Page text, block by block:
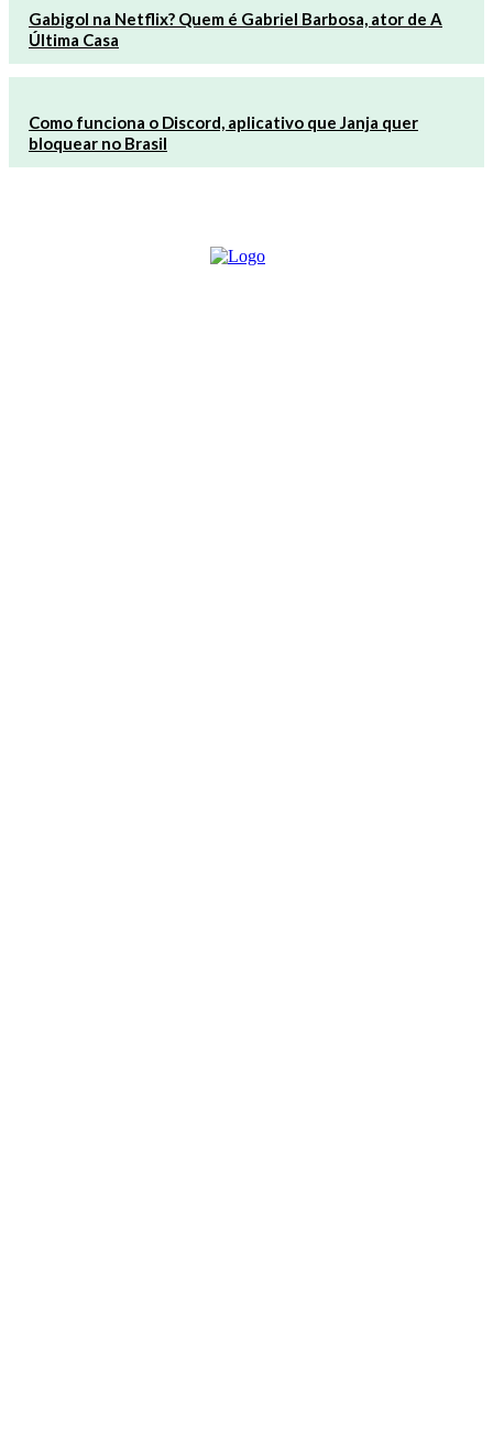
Gabigol na Netflix? Quem é Gabriel Barbosa, ator de A
Última Casa
Como funciona o Discord, aplicativo que Janja quer
bloquear no Brasil